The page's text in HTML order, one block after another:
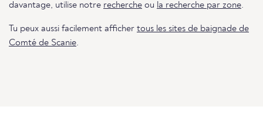
davantage, utilise notre recherche ou la recherche par zone.
Tu peux aussi facilement afficher tous les sites de baignade de
Comté de Scanie.